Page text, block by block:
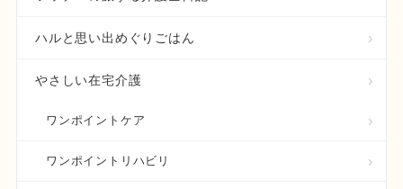
ハルと思い出めぐりごはん
やさしい在宅介護
ワンポイントケア
ワンポイントリハビリ